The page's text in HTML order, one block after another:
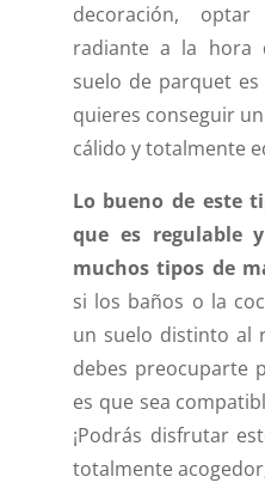
decoración,
radiante a la hora
suelo de parquet
quieres conseguir
cálido y totalmente
Lo bueno de este
que es regulable
muchos tipos de
si los baños o la
un suelo distinto al
debes preocuparte
es que sea
¡Podrás disfrutar
totalmente